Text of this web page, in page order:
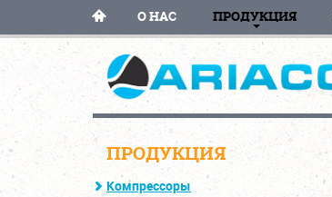
О НАС ПРОДУКЦИЯ
ПРОДУКЦИЯ
Компрессоры